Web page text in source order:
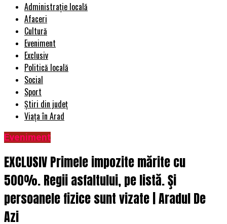
Administrație locală
Afaceri
Cultură
Eveniment
Exclusiv
Politică locală
Social
Sport
Știri din județ
Viața în Arad
Eveniment
EXCLUSIV Primele impozite mărite cu
500%. Regii asfaltului, pe listă. Şi
persoanele fizice sunt vizate | Aradul De
Azi